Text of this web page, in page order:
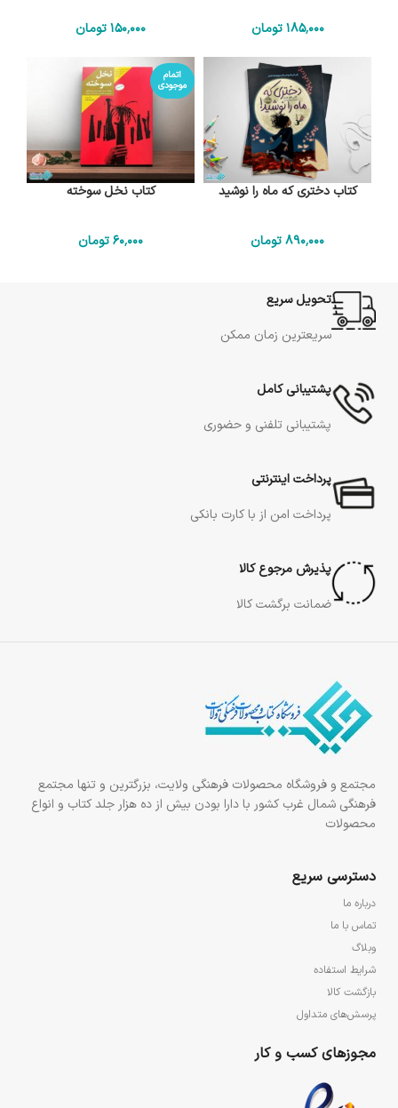
185٬000 تومان 150٬000تومان
کتاب دختری که ماه را نوشید
890٬000تومان
اتمام
موجودی
کتاب نخل سوخته
60٬000تومان
تحویل سریع
سریعترین زمان ممکن
پشتیبانی کامل
پشتیبانی تلفنی و حضوری
پرداخت اینترنتی
پرداخت امن از با کارت بانکی
پذیرش مرجوع کالا
ضمانت برگشت کالا
مجتمع و فروشگاه محصولات فرهنگی ولایت، بزرگترین و تنها مجتمع
فرهنگی شمال غرب کشور با دارا بودن بیش از ده هزار جلد کتاب و انواع
محصولات
دسترسی سریع
درباره ما
تماس با ما
وبلاگ
شرایط استفاده
بازگشت کالا
پرسش‌های متداول
مجوزهای کسب و کار